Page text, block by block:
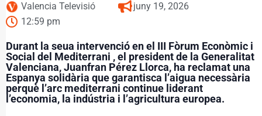
Valencia Televisió
juny 19, 2026
12:59 pm
Durant la seua intervenció en el III Fòrum Econòmic i
Social del Mediterrani , el president de la Generalitat
Valenciana, Juanfran Pérez Llorca, ha reclamat una
Espanya solidària que garantisca l’aigua necessària
perquè l’arc mediterrani continue liderant
l’economia, la indústria i l’agricultura europea.